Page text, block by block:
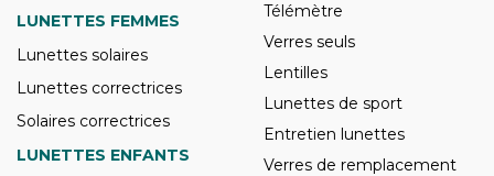
LUNETTES FEMMES
Lunettes solaires
Lunettes correctrices
Solaires correctrices
LUNETTES ENFANTS
Télémètre
Verres seuls
Lentilles
Lunettes de sport
Entretien lunettes
Verres de remplacement